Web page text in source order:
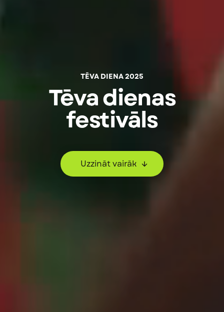
TĒVA DIENA 2025
Tēva dienas
festivāls
Uzzināt vairāk